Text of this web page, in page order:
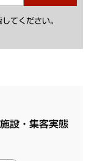
てください。
設・集客実態